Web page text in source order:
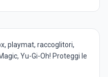
playmat, raccoglitori,
Yu-Gi-Oh! Proteggi le